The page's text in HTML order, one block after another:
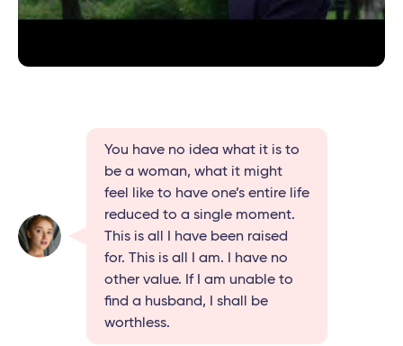
You have no idea what it is to
be a woman, what it might
feel like to have one’s entire life
reduced to a single moment.
This is all I have been raised
for. This is all I am. I have no
other value. If I am unable to
find a husband, I shall be
worthless.